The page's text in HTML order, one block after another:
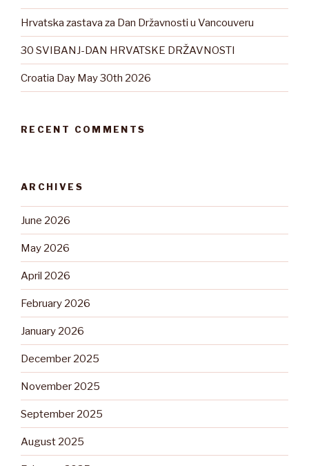
Hrvatska zastava za Dan Državnosti u Vancouveru
30 SVIBANJ-DAN HRVATSKE DRŽAVNOSTI
Croatia Day May 30th 2026
RECENT COMMENTS
ARCHIVES
June 2026
May 2026
April 2026
February 2026
January 2026
December 2025
November 2025
September 2025
August 2025